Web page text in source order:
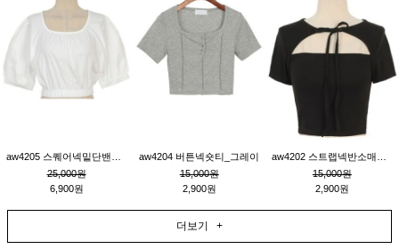
25,000원
6,900원
aw4204 버튼넥숏티_그레이
15,000원
2,900원
15,000원
2,900원
더보기 +